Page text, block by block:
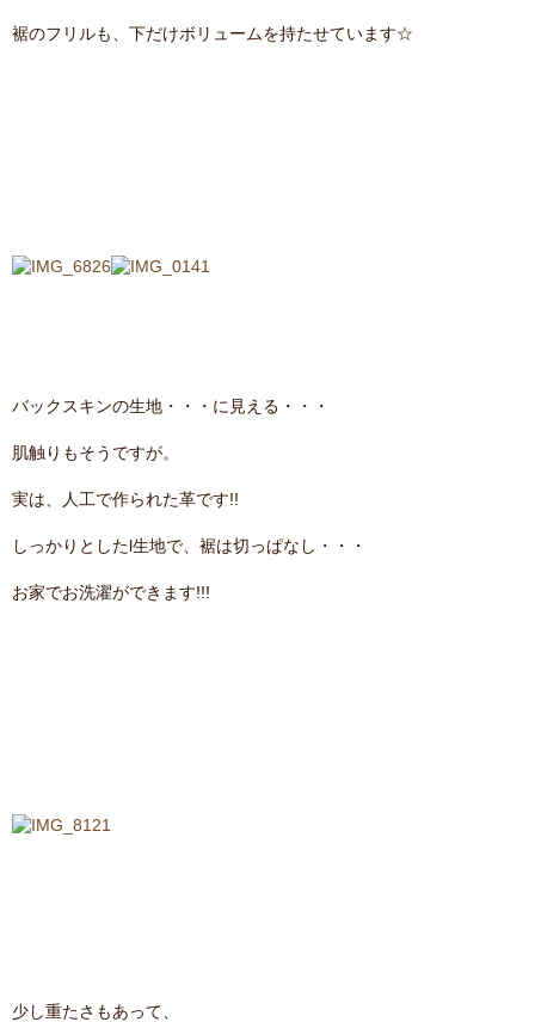
裾のフリルも、下だけボリュームを持たせています☆
バックスキンの生地・・・に見える・・・
肌触りもそうですが。
実は、人工で作られた革です!!
しっかりとしたl生地で、裾は切っぱなし・・・
お家でお洗濯ができます!!!
少し重たさもあって、